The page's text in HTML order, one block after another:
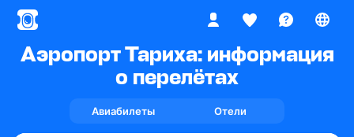
Аэропорт Тариха: информация
о перелётах
Авиабилеты Отели